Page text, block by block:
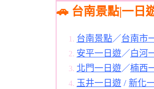
🚗 台南景點|一日
台南景點／ 台南市
安平一日遊／ 白河
北門一日遊／楠西
玉井一日遊 / 新化